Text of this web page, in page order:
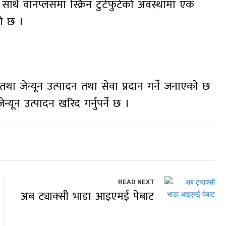
साथै वानप्लसमा स्क्रिन टुटेफुटेको अवस्थामा एक
छ ।
जेन्यून उत्पादन तथा सेवा प्रदान गर्ने जनाएकाे छ
उत्पादन खरिद गर्नुपर्ने छ ।
READ NEXT
अब ट्याक्सी भाडा आइएमई पेबाट